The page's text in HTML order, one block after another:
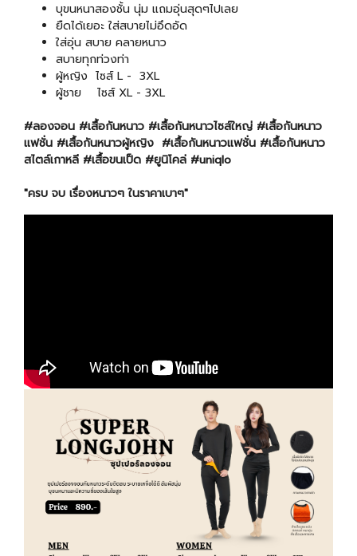
บุขนหนาสองชั้น นุ่ม แถมอุ่นสุดๆไปเลย
ยืดได้เยอะ ใส่สบายไม่อึดอัด
ใส่อุ่น สบาย คลายหนาว
สบายทุกท่วงท่า
ผู้หญิง ไซส์ L - 3XL
ผู้ชาย ไซส์ XL - 3XL
#ลองจอน #เสื้อกันหนาว #เสื้อกันหนาวไซส์ใหญ่ #เสื้อกันหนาว
แฟชั่น #เสื้อกันหนาวผู้หญิง #เสื้อกันหนาวแฟชั่น #เสื้อกันหนาว
สไตล์เกาหลี #เสื้อขนเป็ด #ยูนิโคล่ #uniqlo
"ครบ จบ เรื่องหนาวๆ ในราคาเบาๆ"